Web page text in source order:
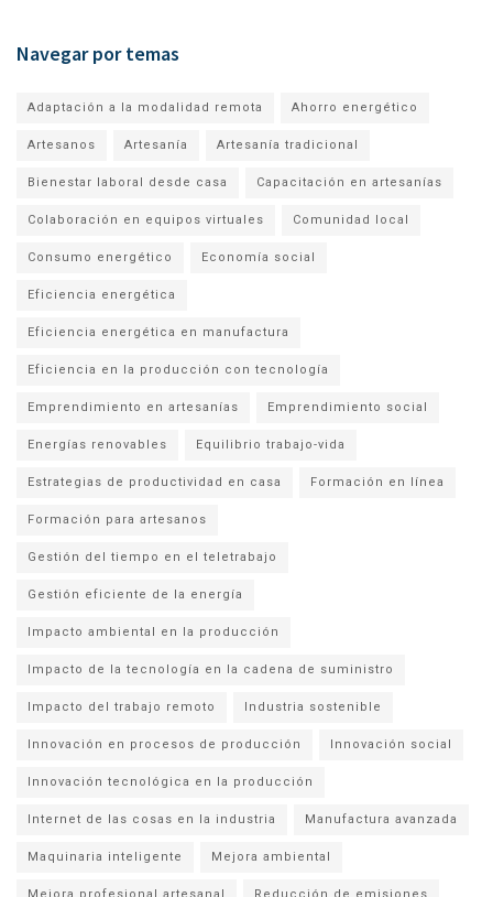
Navegar por temas
Adaptación a la modalidad remota Ahorro energético
Artesanos Artesanía Artesanía tradicional
Bienestar laboral desde casa Capacitación en artesanías
Colaboración en equipos virtuales Comunidad local
Consumo energético Economía social
Eficiencia energética
Eficiencia energética en manufactura
Eficiencia en la producción con tecnología
Emprendimiento en artesanías Emprendimiento social
Energías renovables Equilibrio trabajo-vida
Estrategias de productividad en casa Formación en línea
Formación para artesanos
Gestión del tiempo en el teletrabajo
Gestión eficiente de la energía
Impacto ambiental en la producción
Impacto de la tecnología en la cadena de suministro
Impacto del trabajo remoto Industria sostenible
Innovación en procesos de producción Innovación social
Innovación tecnológica en la producción
Internet de las cosas en la industria Manufactura avanzada
Maquinaria inteligente Mejora ambiental